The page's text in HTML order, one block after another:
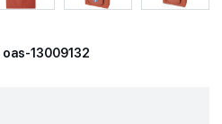
oas-13009132